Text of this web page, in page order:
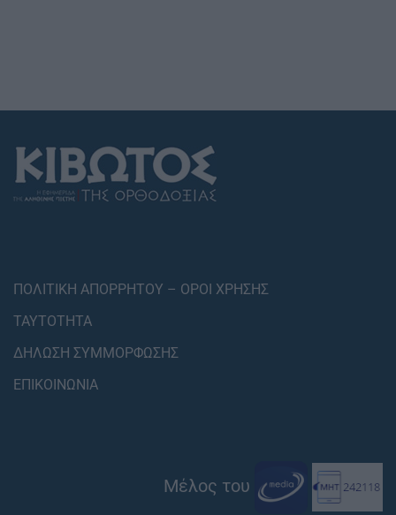
ΠΟΛΙΤΙΚΗ ΑΠΟΡΡΗΤΟΥ – ΟΡΟΙ ΧΡΗΣΗΣ
ΤΑΥΤΟΤΗΤΑ
ΔΗΛΩΣΗ ΣΥΜΜΟΡΦΩΣΗΣ
ΕΠΙΚΟΙΝΩΝΙΑ
Μέλος του